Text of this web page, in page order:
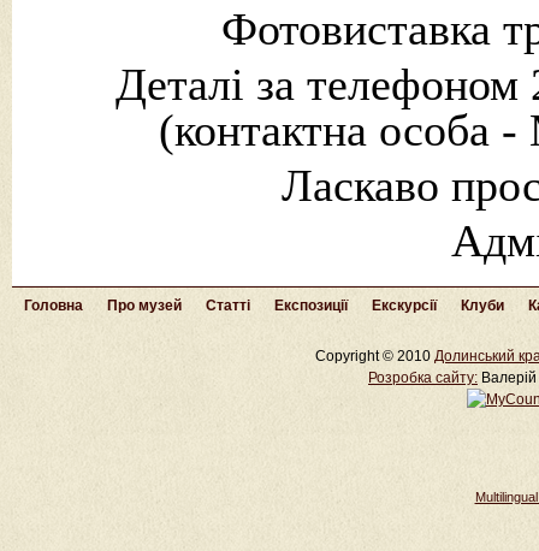
Фотовиставка
Деталі за
(контактна особа
Ласкаво
Головна Про музей Статті Експозиції Екскурсії Клуби
Copyright © 2010 Долинський
Розробка cайту: